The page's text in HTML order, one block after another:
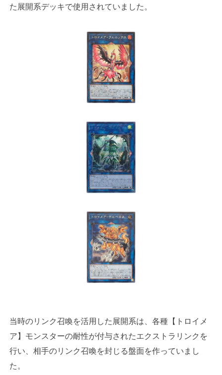
た展開系デッキで使用されていました。
当時のリンク召喚を活用した展開系は、各種【トロイメ
ア】モンスターの耐性が付与されたエクストラリンクを
行い、相手のリンク召喚を封じる盤面を作っていまし
た。